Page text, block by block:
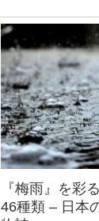
『梅雨』を彩
46種類 – 日本